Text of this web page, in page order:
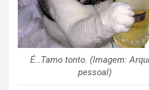
É…Tamo tonto. (Imagem:
pessoal)